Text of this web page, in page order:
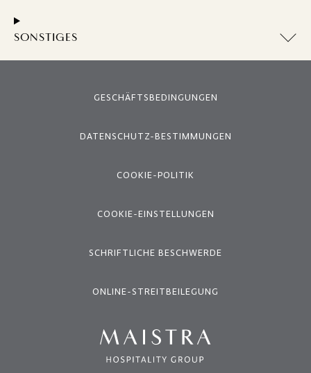
SONSTIGES
GESCHÄFTSBEDINGUNGEN
DATENSCHUTZ-BESTIMMUNGEN
COOKIE-POLITIK
COOKIE-EINSTELLUNGEN
SCHRIFTLICHE BESCHWERDE
ONLINE-STREITBEILEGUNG